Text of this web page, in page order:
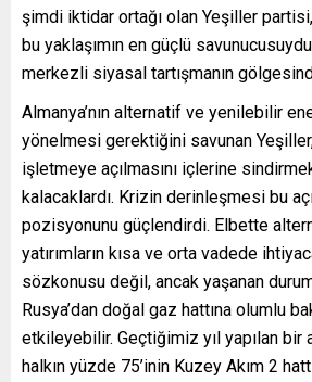
şimdi iktidar ortağı olan Yeşiller
bu yaklaşımın en güçlü
merkezli siyasal tartışmanın
Almanya’nın alternatif ve yenilebilir
yönelmesi gerektiğini savunan
işletmeye açılmasını içlerine
kalacaklardı. Krizin derinleşmesi bu
pozisyonunu güçlendirdi. Elbette
yatırımların kısa ve orta vadede
sözkonusu değil, ancak yaşanan
Rusya’dan doğal gaz hattına olumlu
etkileyebilir. Geçtiğimiz yıl yapılan bir
halkın yüzde 75’inin Kuzey Akım 2